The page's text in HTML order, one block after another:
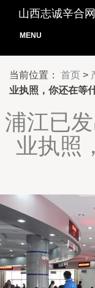
山西志诚辛合
MENU
当前位置： 首页 >
业执照，你还在等
浦江已
业执照